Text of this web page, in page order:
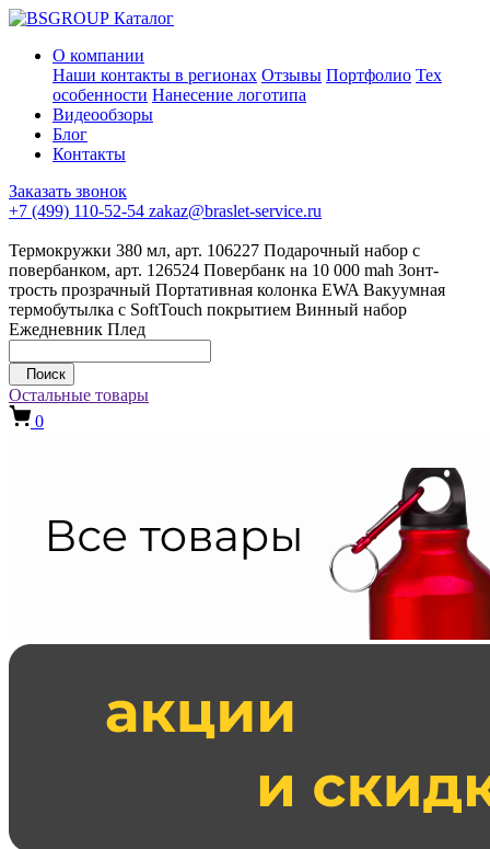
Каталог
О компании
Наши контакты в регионах Отзывы Портфолио Тех
особенности Нанесение логотипа
Видеообзоры
Блог
Контакты
Заказать звонок
+7 (499) 110-52-54 zakaz@braslet-service.ru
Термокружки 380 мл, арт. 106227 Подарочный набор с
повербанком, арт. 126524 Повербанк на 10 000 mah Зонт-
трость прозрачный Портативная колонка EWA Вакуумная
термобутылка с SoftTouch покрытием Винный набор
Ежедневник Плед
Поиск
Остальные товары
0